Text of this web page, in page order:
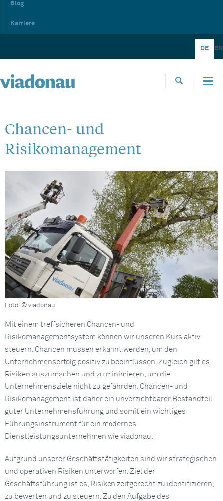
Blog
Karriere
DE EN
Chancen- und
Risikomanagement
Foto: © viadonau
Mit einem treffsicheren Chancen- und
Risikomanagementsystem können wir unseren Kurs aktiv
steuern. Chancen müssen erkannt werden, um den
Unternehmenserfolg positiv zu beeinflussen. Zugleich gilt es
Risiken auszumachen und zu minimieren, um die
Unternehmensziele nicht zu gefährden. Chancen- und
Risikomanagement ist daher ein unverzichtbarer Bestandteil
guter Unternehmensführung und somit ein wichtiges
Führungsinstrument für ein modernes
Dienstleistungsunternehmen wie viadonau.
Aufgrund unserer Geschäftstätigkeiten sind wir strategischen
und operativen Risiken unterworfen. Ziel der
Geschäftsführung ist es, Risiken zeitgerecht zu identifizieren,
zu bewerten und zu steuern. Zu den Aufgabe des